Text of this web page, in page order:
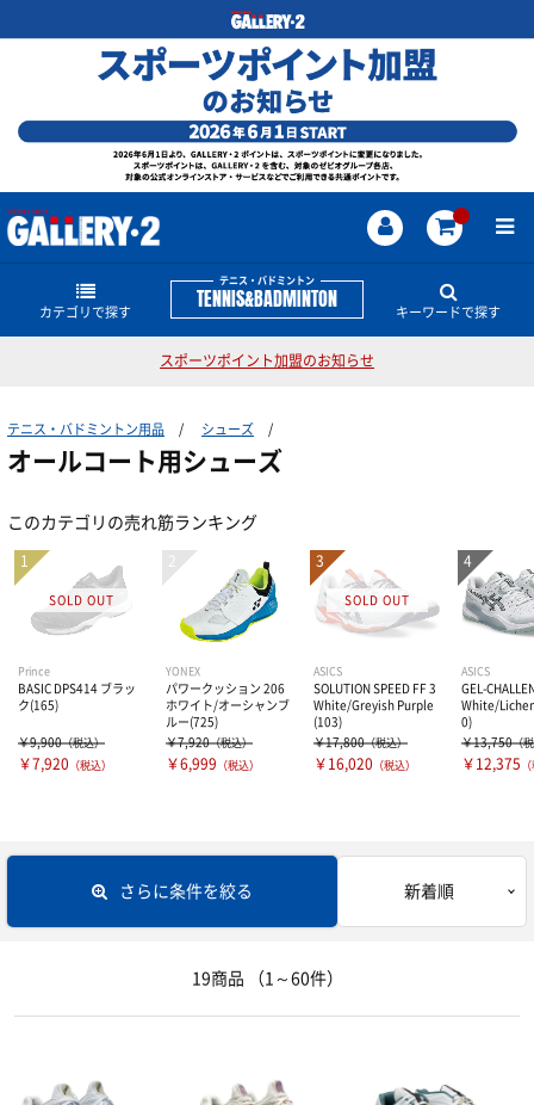
テニス・バドミントン
TENNIS&BADMINTON
カテゴリで探す
硬式テニスラケット
バドミントンラケット
ジュニア用ラケット
ストリング
ソフトテニス用
バドミントン用
オールコート用シューズ
オムニ・クレー用シューズ
カーペット用シューズ
オムニ用シューズ
バドミントン用シューズ
ウェアー
ユニセックス
レディース
ソックス
キャップ・サンバイザー
ボール
硬式テニスボール
ソフトテニスボール
シャトル
アクセサリー・グッズ
リュックサック・その他バッグ
インナーシャツ
サプリメント
ドリンク
大腿・ふくらはぎ用サポーター
非伸縮テープ
アイシンググッズ
キーワードで探す
スポーツポイント加盟のお知らせ
テニス・バドミントン用品 シューズ
オールコート用シューズ
このカテゴリの売れ筋ランキング
Prince
BASIC DPS414 ブラッ
ク(165)
￥9,900（税込）
￥7,920 （税込）
YONEX
パワークッション 206
ホワイト/オーシャンブ
ルー(725)
￥7,920（税込）
￥6,999 （税込）
ASICS
SOLUTION SPEED FF 3
White/Greyish Purple
(103)
￥17,800（税込）
￥16,020 （税込）
ASICS
GEL-
White/
0)
￥13,750（
￥12,375
19商品 （1～60件）
さらに条件を絞る 新着順